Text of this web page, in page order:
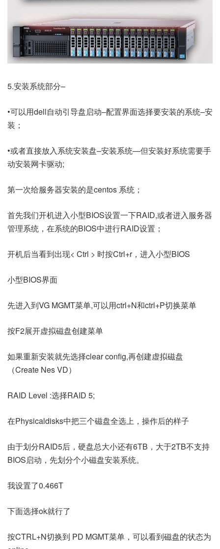
5.安装系统部分–
•可以用dell自动引导盘启动–配置界面选择要安装的系统–安
装；
•或者直接放入系统安装盘–安装系统—但安装好系统需要手
动安装网卡驱动;
第一次给服务器安装的是centos 系统；
首先我们开机进入小型BIOS设置一下RAID,或者进入服务器
管理系统，在系统的BIOS中进行RAID设置；
开机后当看到出现< Ctrl > 时按Ctrl+r，进入小型BIOS
小型BIOS界面
先进入到VG MGMT菜单,可以用ctrl+N和ctrl+P切换菜单
按F2展开虚拟磁盘创建菜单
如果重新安装就先选择clear config,再创建虚拟磁盘
（Create Nes VD）
RAID Level :选择RAID 5;
在Physicaldisks中把三个磁盘全选上，操作后的样子
由于划分RAID5后，硬盘总大小还有6TB，大于2TB不支持
BIOS启动，先划分个小磁盘安装系统。
我设置了0.466T
下面选择ok就行了
按CTRL+N切换到 PD MGMT菜单，可以看到磁盘的状态为